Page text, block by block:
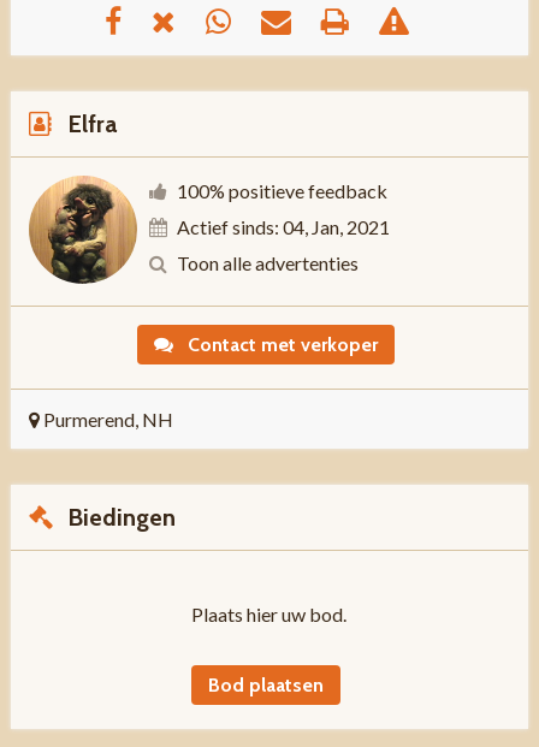
Elfra
100% positieve feedback
Actief sinds: 04, Jan, 2021
Toon alle advertenties
Contact met verkoper
Purmerend, NH
Biedingen
Plaats hier uw bod.
Bod plaatsen